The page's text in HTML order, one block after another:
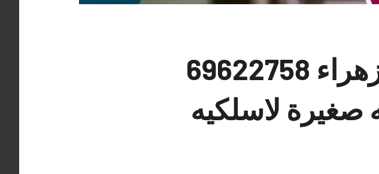
تركيب كاميرات مراقبة الزهراء 69622758
صغيرة لاسلكيه